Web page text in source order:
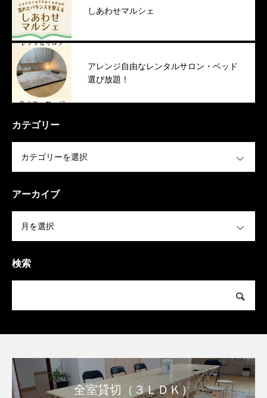
しあわせマルシェ
アレンジ自由なレンタルサロン・ベッド
選び放題！
カテゴリー
アーカイブ
検索
全室貸切（３ＬＤＫ）